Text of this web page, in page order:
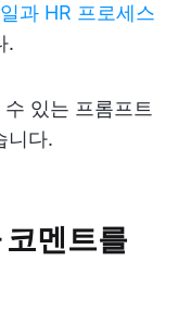
과 HR 프로세스
.
있는 프롬프트
니다.
코멘트를